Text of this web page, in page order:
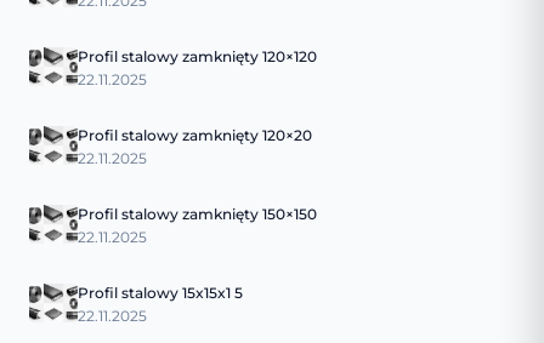
Profil stalowy zamknięty 120×120
22.11.2025
Profil stalowy zamknięty 120×20
22.11.2025
Profil stalowy zamknięty 150×150
22.11.2025
Profil stalowy 15x15x1 5
22.11.2025